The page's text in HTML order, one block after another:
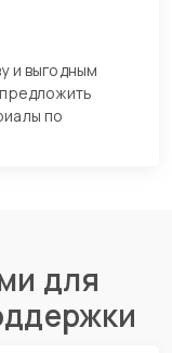
и выгодным
по
для